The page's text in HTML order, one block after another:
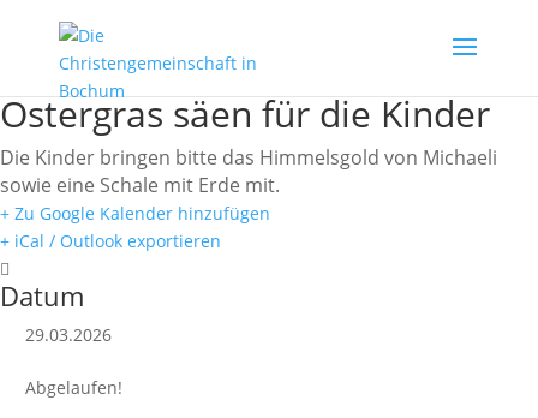
Ostergras säen für die Kinder
Die Kinder bringen bitte das Himmelsgold von Michaeli
sowie eine Schale mit Erde mit.
+ Zu Google Kalender hinzufügen
+ iCal / Outlook exportieren
Datum
29.03.2026
Abgelaufen!